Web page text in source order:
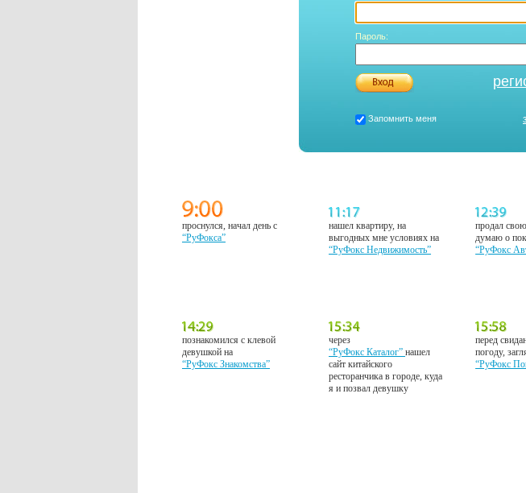
Пароль:
Запомнить меня
проснулся, начал день с
“РуФокса”
нашел квартиру, на
выгодных мне условиях на
“РуФокс Недвижимость”
продал
думаю о
“РуФокс
познакомился с клевой
девушкой на
“РуФокс Знакомства”
через
“РуФокс Каталог”нашел
сайт китайского
ресторанчика в городе, куда
я и позвал девушку
перед
погоду,
“РуФокс